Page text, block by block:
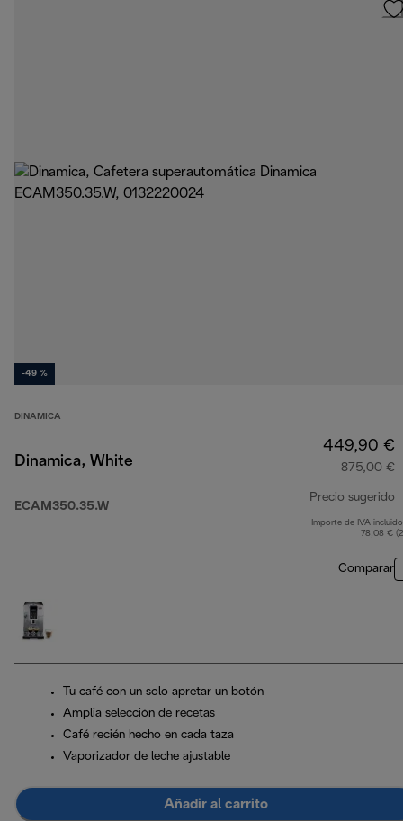
-49 %
DINAMICA
Dinamica, White
ECAM350.35.W
449,90 €
875,00 €
Precio sugerido
Importe de IVA
78,08 €
Comparar
Tu café con un solo apretar un botón
Amplia selección de recetas
Café recién hecho en cada taza
Vaporizador de leche ajustable
Añadir al carrito